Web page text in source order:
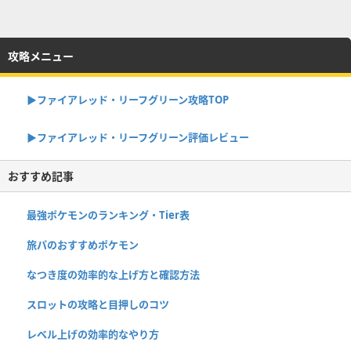
攻略メニュー
▶︎ファイアレッド・リーフグリーン攻略TOP
▶︎ファイアレッド・リーフグリーン評価レビュー
おすすめ記事
最強ポケモンのランキング・Tier表
旅パのおすすめポケモン
なつき度の効率的な上げ方と確認方法
スロットの攻略と目押しのコツ
レベル上げの効率的なやり方